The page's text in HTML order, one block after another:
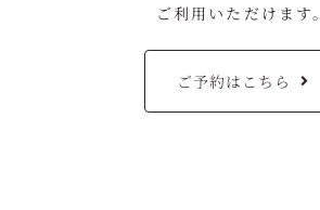
ご利用いただけます。
ご予約はこちら